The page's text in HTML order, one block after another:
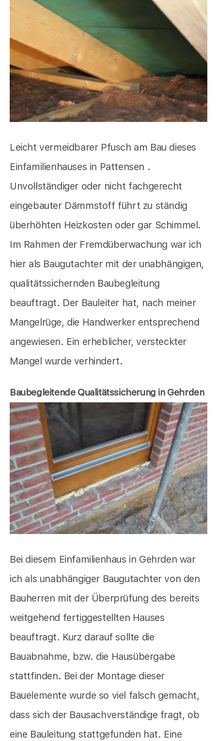
Leicht vermeidbarer Pfusch am Bau dieses
Einfamilienhauses in Pattensen .
Unvollständiger oder nicht fachgerecht
eingebauter Dämmstoff führt zu ständig
überhöhten Heizkosten oder gar Schimmel.
Im Rahmen der Fremdüberwachung war ich
hier als Baugutachter mit der unabhängigen,
qualitätssichernden Baubegleitung
beauftragt. Der Bauleiter hat, nach meiner
Mangelrüge, die Handwerker entsprechend
angewiesen. Ein erheblicher, versteckter
Mangel wurde verhindert.
Baubegleitende Qualitätssicherung in Gehrden
Bei diesem Einfamilienhaus in Gehrden war
ich als unabhängiger Baugutachter von den
Bauherren mit der Überprüfung des bereits
weitgehend fertiggestellten Hauses
beauftragt. Kurz darauf sollte die
Bauabnahme, bzw. die Hausübergabe
stattfinden. Bei der Montage dieser
Bauelemente wurde so viel falsch gemacht,
dass sich der Bausachverständige fragt, ob
eine Bauleitung stattgefunden hat. Eine